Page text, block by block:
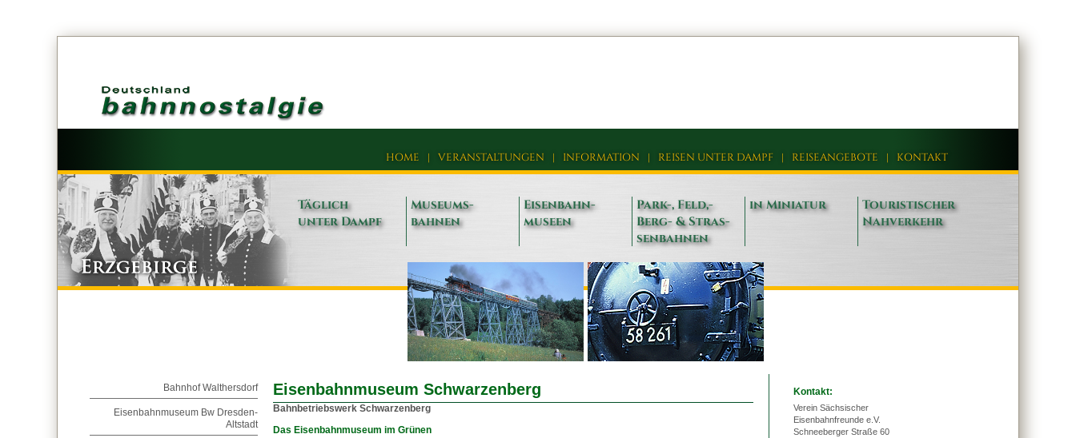
HOME | VERANSTALTUNGEN | INFORMATION | REISEN UNTER DAMPF | REISEANGEBOTE | KONTAKT
Täglich
unter Dampf
Museums-
bahnen
Eisenbahn-
museen
Park-, Feld,-
Berg- & Stras-
senbahnen
in Miniatur
Touristischer
Nahverkehr
Bahnhof Walthersdorf
Eisenbahnmuseum Bw Dresden-
Altstadt
Eisenbahnmuseum Schwarzenberg
Bahnbetriebswerk Schwarzenberg
Das Eisenbahnmuseum im Grünen
Kontakt:
Verein Sächsischer
Eisenbahnfreunde e.V.
Schneeberger Straße 60